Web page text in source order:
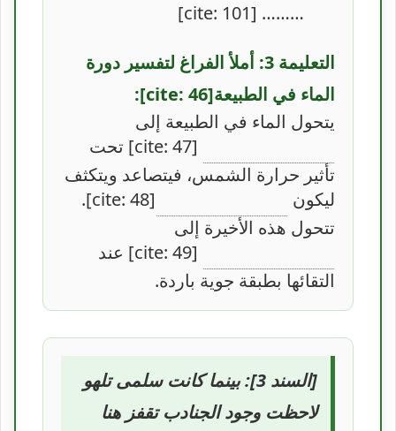
……… [cite: 101]
التعليمة 3: أملأ الفراغ لتفسير دورة
الماء في الطبيعة[cite: 46]:
يتحول الماء في الطبيعة إلى
[cite: 47] تحت
تأثير حرارة الشمس، فيتصاعد ويتكثف
ليكون
[cite: 48].
تتحول هذه الأخيرة إلى
[cite: 49] عند
التقائها بطبقة جوية باردة.
[السند 3]: بينما كانت سلمى تلهو
لاحظت وجود الجنادب تقفز هنا